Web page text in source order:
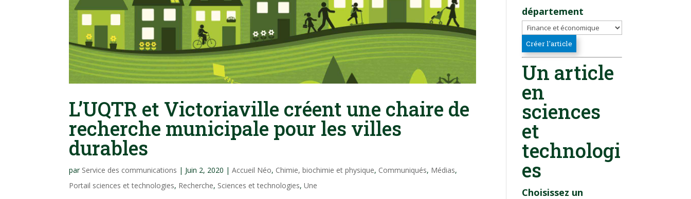
L’UQTR et Victoriaville créent une chaire de
recherche municipale pour les villes
durables
par Service des communications | Juin 2, 2020 |Accueil Néo, Chimie, biochimie et physique, Communiqués, Médias,
Portail sciences et technologies, Recherche, Sciences et technologies,Une
département
Un article
en
sciences
et
technologi
es
Choisissez un